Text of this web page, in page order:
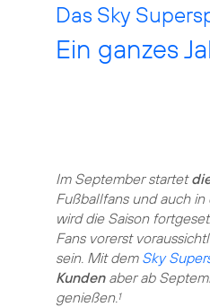
Das Sky
Ein ganzes
Im September startet
Fußballfans und auch in
wird die Saison
Fans vorerst
sein. Mit dem Sky
Kundenaber ab
genießen.1